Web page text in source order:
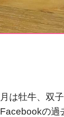
月は牡牛、双
Facebookの過